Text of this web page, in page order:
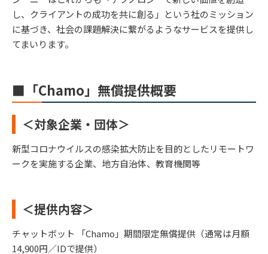
し、クライアントの成功を共に創る」という社のミッション
に基づき、社会の課題解決に繋がるようなサービスを提供し
てまいります。
■「Chamo」無償提供概要
＜対象企業・団体＞
新型コロナウイルスの感染拡大防止を目的としたリモートワ
ークを実施する企業、地方自治体、教育機関等
＜提供内容＞
チャットボット 「Chamo」期間限定無償提供（通常は月額
14,900円／IDで提供）